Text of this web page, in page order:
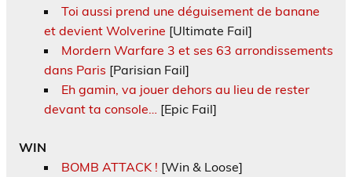
Toi aussi prend une déguisement de banane
et devient Wolverine [Ultimate Fail]
Mordern Warfare 3 et ses 63 arrondissements
dans Paris [Parisian Fail]
Eh gamin, va jouer dehors au lieu de rester
devant ta console…
[Epic Fail]
WIN
BOMB ATTACK ! [Win & Loose]